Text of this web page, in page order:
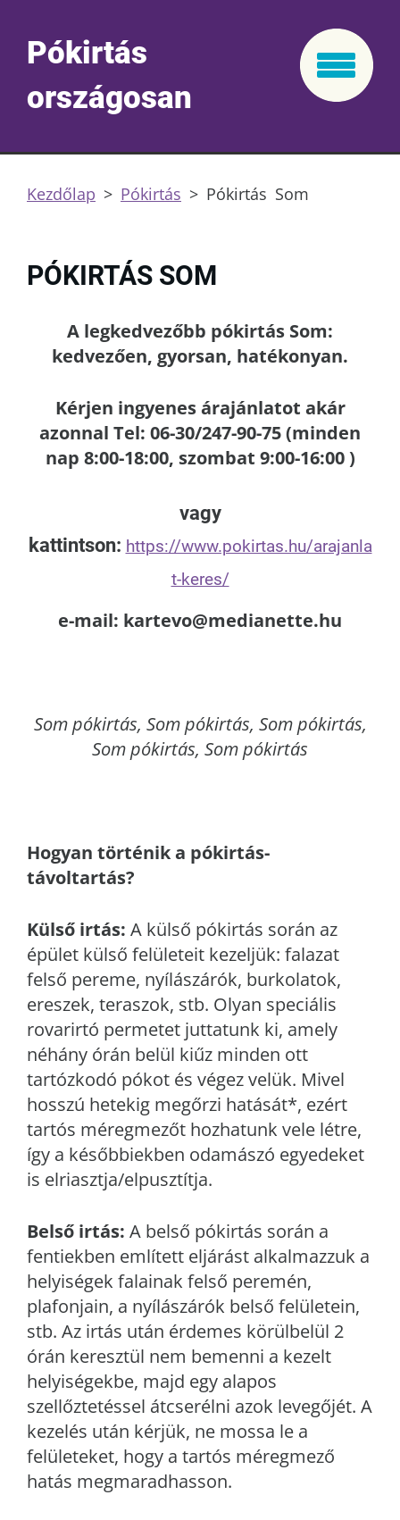
Pókirtás
országosan
Kezdőlap > Pókirtás > Pókirtás Som
PÓKIRTÁS SOM
A legkedvezőbb pókirtás Som:
kedvezően, gyorsan, hatékonyan.
Kérjen ingyenes árajánlatot akár
azonnal Tel: 06-30/247-90-75 (minden
nap 8:00-18:00, szombat 9:00-16:00 )
vagy
kattintson: https://www.pokirtas.hu/arajanla
t-keres/
e-mail: kartevo@medianette.hu
Sompókirtás, Som pókirtás, Som pókirtás,
Som pókirtás, Som pókirtás
Hogyan történik a pókirtás-
távoltartás?
Külső irtás: A külső pókirtás során az
épület külső felületeit kezeljük: falazat
felső pereme, nyílászárók, burkolatok,
ereszek, teraszok, stb. Olyan speciális
rovarirtó permetet juttatunk ki, amely
néhány órán belül kiűz minden ott
tartózkodó pókot és végez velük. Mivel
hosszú hetekig megőrzi hatását*, ezért
tartós méregmezőt hozhatunk vele létre,
így a későbbiekben odamászó egyedeket
is elriasztja/elpusztítja.
Belső irtás: A belső pókirtás során a
fentiekben említett eljárást alkalmazzuk a
helyiségek falainak felső peremén,
plafonjain, a nyílászárók belső felületein,
stb. Az irtás után érdemes körülbelül 2
órán keresztül nem bemenni a kezelt
helyiségekbe, majd egy alapos
szellőztetéssel átcserélni azok levegőjét. A
kezelés után kérjük, ne mossa le a
felületeket, hogy a tartós méregmező
hatás megmaradhasson.